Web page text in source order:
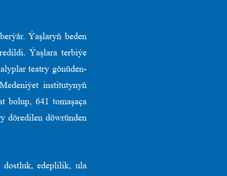
Ýaşlaryň beden
Ýaşlara terbiýe
teatry gönüden-
institutynyň
bolup, 641 tomaşaça
döredilen döwründen
dostluk, edeplilik, ula